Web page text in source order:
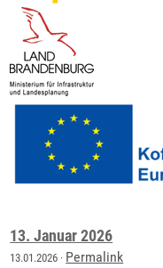
13. Januar 2026
13.01.2026 · Permalink